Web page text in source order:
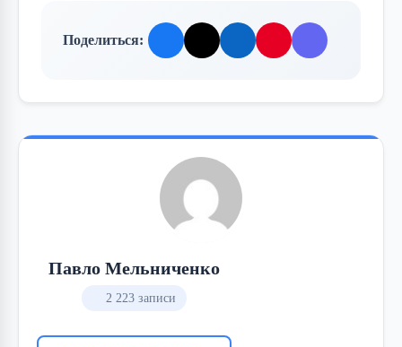
Поделиться:
Павло Мельниченко
2 223 записи